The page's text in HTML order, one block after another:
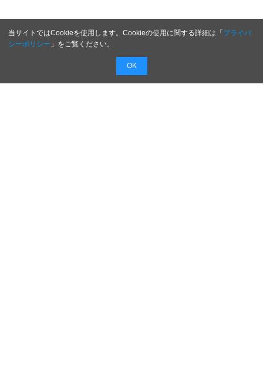
当サイトではCookieを使用します。Cookieの使用に関する詳細は「プライバ
シーポリシー 」をご覧ください。
OK